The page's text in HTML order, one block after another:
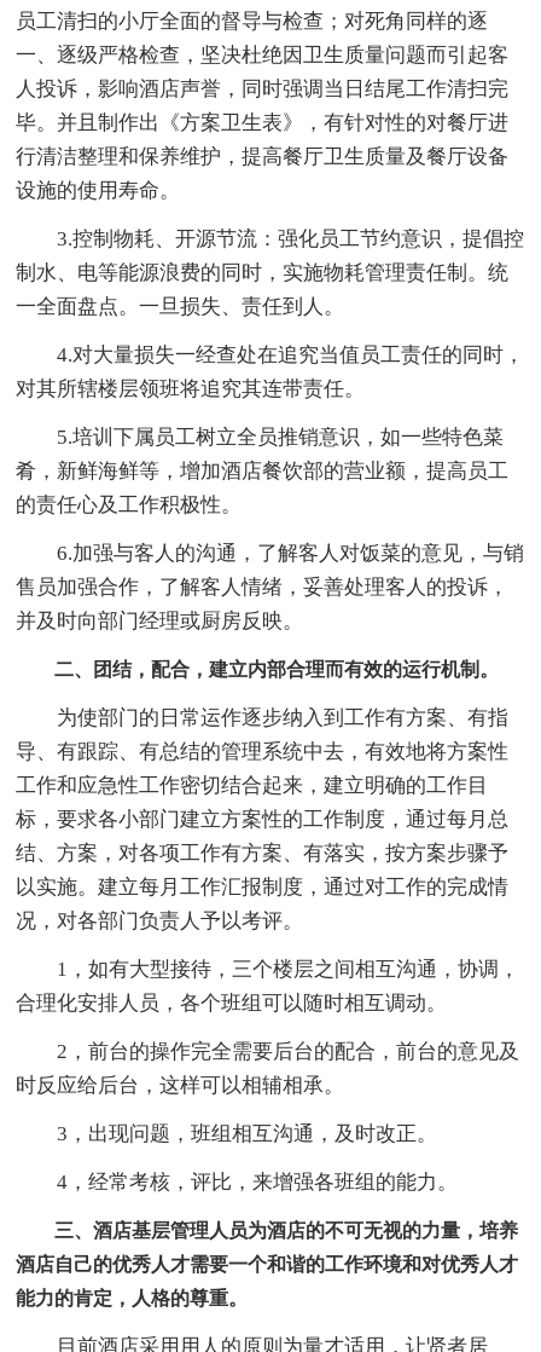
员工清扫的小厅全面的督导与检查；对死角同样的逐
一、逐级严格检查，坚决杜绝因卫生质量问题而引起客
人投诉，影响酒店声誉，同时强调当日结尾工作清扫完
毕。并且制作出《方案卫生表》，有针对性的对餐厅进
行清洁整理和保养维护，提高餐厅卫生质量及餐厅设备
设施的使用寿命。
3.控制物耗、开源节流：强化员工节约意识，提倡控
制水、电等能源浪费的同时，实施物耗管理责任制。统
一全面盘点。一旦损失、责任到人。
4.对大量损失一经查处在追究当值员工责任的同时，
对其所辖楼层领班将追究其连带责任。
5.培训下属员工树立全员推销意识，如一些特色菜
肴，新鲜海鲜等，增加酒店餐饮部的营业额，提高员工
的责任心及工作积极性。
6.加强与客人的沟通，了解客人对饭菜的意见，与销
售员加强合作，了解客人情绪，妥善处理客人的投诉，
并及时向部门经理或厨房反映。
二、团结，配合，建立内部合理而有效的运行机制。
为使部门的日常运作逐步纳入到工作有方案、有指
导、有跟踪、有总结的管理系统中去，有效地将方案性
工作和应急性工作密切结合起来，建立明确的工作目
标，要求各小部门建立方案性的工作制度，通过每月总
结、方案，对各项工作有方案、有落实，按方案步骤予
以实施。建立每月工作汇报制度，通过对工作的完成情
况，对各部门负责人予以考评。
1，如有大型接待，三个楼层之间相互沟通，协调，
合理化安排人员，各个班组可以随时相互调动。
2，前台的操作完全需要后台的配合，前台的意见及
时反应给后台，这样可以相辅相承。
3，出现问题，班组相互沟通，及时改正。
4，经常考核，评比，来增强各班组的能力。
三、酒店基层管理人员为酒店的不可无视的力量，培养
酒店自己的优秀人才需要一个和谐的工作环境和对优秀人才
能力的肯定，人格的尊重。
目前酒店采用用人的原则为量才适用，让贤者居